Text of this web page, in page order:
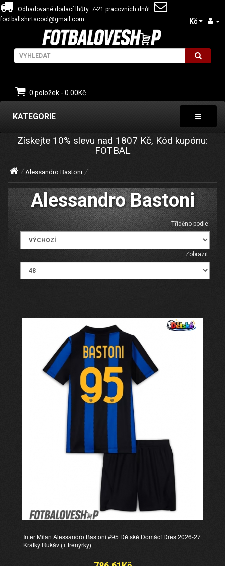
Odhadované dodací lhůty: 7-21 pracovních dnů!
footballshirtscool@gmail.com
Kč
0 položek - 0.00Kč
KATEGORIE
Získejte 10% slevu nad 1807 Kč, Kód kupónu:
FOTBAL
Alessandro Bastoni
Alessandro Bastoni
Tříděno podle:
Zobrazit:
Inter Milan Alessandro Bastoni #95 Dětské Domácí Dres 2026-27
Krátký Rukáv (+ trenýrky)